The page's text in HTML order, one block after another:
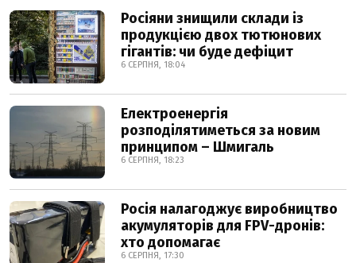
Росіяни знищили склади із
продукцією двох тютюнових
гігантів: чи буде дефіцит
6 СЕРПНЯ, 18:04
Електроенергія
розподілятиметься за новим
принципом – Шмигаль
6 СЕРПНЯ, 18:23
Росія налагоджує виробництво
акумуляторів для FPV-дронів:
хто допомагає
6 СЕРПНЯ, 17:30